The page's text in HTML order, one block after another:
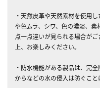
・天然皮革や天然素材を使用
や色ムラ、シワ、色の濃淡、
点一点違いが見られる場合が
上、お楽しみください。
・防水機能がある製品は、完
からなどの水の侵入は防ぐこと